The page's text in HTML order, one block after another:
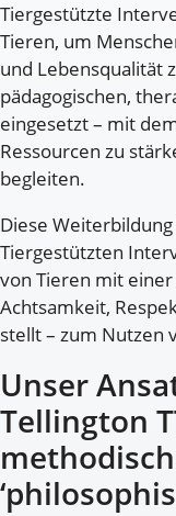
Tiergestützte
Tieren, um
und Lebensqualität
pädagogischen,
eingesetzt – mit
Ressourcen zu
begleiten.
Diese
Tiergestützten
von Tieren mit
Achtsamkeit,
stellt – zum Nutzen
Unser
Tellington